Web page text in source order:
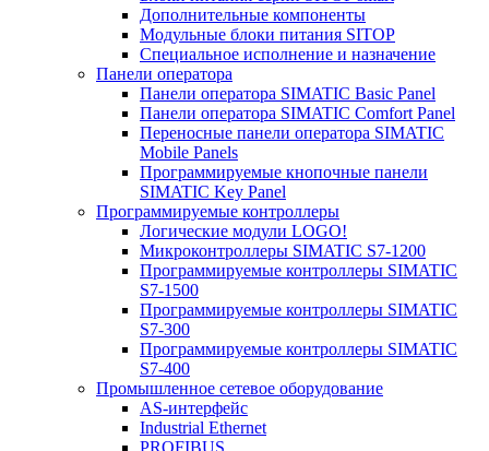
Дополнительные компоненты
Модульные блоки питания SITOP
Специальное исполнение и назначение
Панели оператора
Панели оператора SIMATIC Basic Panel
Панели оператора SIMATIC Comfort Panel
Переносные панели оператора SIMATIC
Mobile Panels
Программируемые кнопочные панели
SIMATIC Key Panel
Программируемые контроллеры
Логические модули LOGO!
Микроконтроллеры SIMATIC S7-1200
Программируемые контроллеры SIMATIC
S7-1500
Программируемые контроллеры SIMATIC
S7-300
Программируемые контроллеры SIMATIC
S7-400
Промышленное сетевое оборудование
AS-интерфейс
Industrial Ethernet